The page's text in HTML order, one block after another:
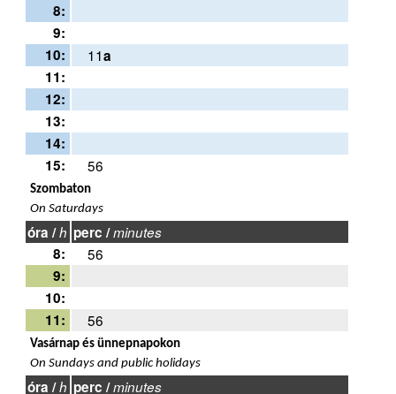
8:
9:
10:
11a
11:
12:
13:
14:
15:
56
Szombaton
On Saturdays
óra /h perc /minutes
8:
56
9:
10:
11:
56
Vasárnap és ünnepnapokon
On Sundays and public holidays
óra /h perc /minutes